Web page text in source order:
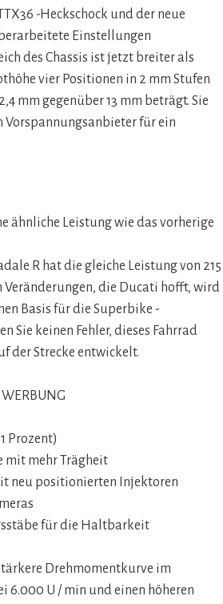
-Heckschock und der neue
Einstellungen
des Chassis ist jetzt breiter als
vier Positionen in 2 mm Stufen
mm gegenüber 13 mm beträgt. Sie
Vorspannungsanbieter für ein
R hat die gleiche Leistung von 215
Veränderungen, die Ducati hofft, wird
Basis für die Superbike -
Sie keinen Fehler, dieses Fahrrad
der Strecke entwickelt.
WERBUNG
Prozent)
mit mehr Trägheit
neu positionierten Injektoren
für die Haltbarkeit
Drehmomentkurve im
6.000 U / min und einen höheren